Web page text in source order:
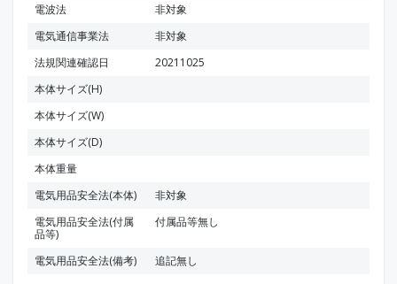
電波法
非対象
電気通信事業法
非対象
法規関連確認日
20211025
本体サイズ(H)
本体サイズ(W)
本体サイズ(D)
本体重量
電気用品安全法(本体)
非対象
電気用品安全法(付属
品等)
付属品等無し
電気用品安全法(備考) 追記無し